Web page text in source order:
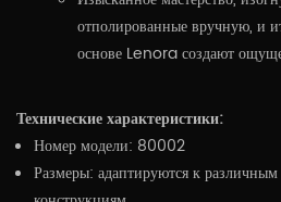
отполированные вручную, и
основе Lenora создают
Технические характеристики:
Номер модели: 80002
Размеры: адаптируются к